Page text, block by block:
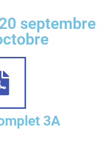
septembre
3A